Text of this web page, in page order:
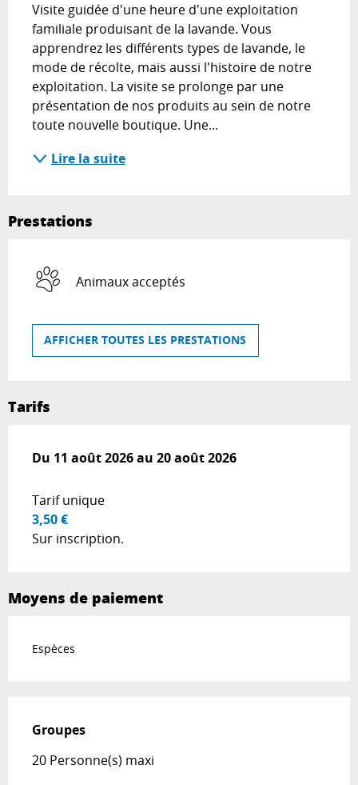
Visite guidée d'une heure d'une exploitation
familiale produisant de la lavande. Vous
apprendrez les différents types de lavande, le
mode de récolte, mais aussi l'histoire de notre
exploitation. La visite se prolonge par une
présentation de nos produits au sein de notre
toute nouvelle boutique. Une...
Lire la suite
Prestations
Animaux acceptés
AFFICHER TOUTES LES PRESTATIONS
Tarifs
Du 11 août 2026au 20 août 2026
Du 11 août 2026au 20 août 2026
Tarif unique
3,50 €
Sur inscription.
Moyens de paiement
Espèces
Groupes
Groupes
20 Personne(s) maxi